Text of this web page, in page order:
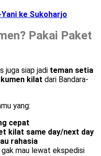
ke Sukoharjo
Pakai Paket
juga siap jadi teman setia
kilat dari Bandara-
yang:
cepat
kilat same day/next day
rahasia
mau lewat ekspedisi